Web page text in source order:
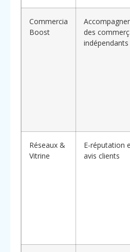
Commercia
Boost
des
indépendants
Réseaux &
Vitrine
E-réputation
avis clients